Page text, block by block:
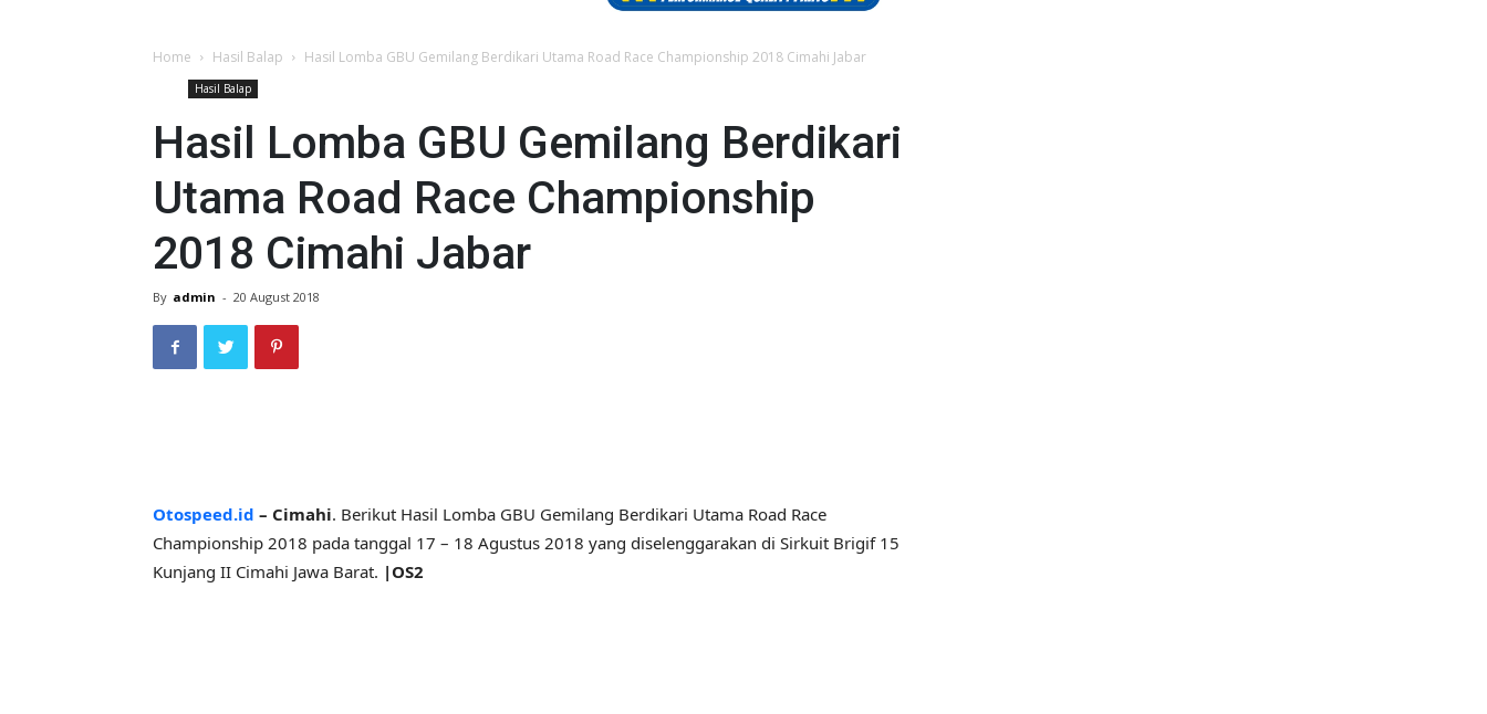
Home Hasil Balap Hasil Lomba GBU Gemilang Berdikari Utama Road Race Championship 2018 Cimahi Jabar
Hasil Balap
Hasil Lomba GBU Gemilang Berdikari
Utama Road Race Championship
2018 Cimahi Jabar
By admin - 20 August 2018
Otospeed.id – Cimahi. Berikut Hasil Lomba GBU Gemilang Berdikari Utama Road Race
Championship 2018 pada tanggal 17 – 18 Agustus 2018 yang diselenggarakan di Sirkuit Brigif 15
Kunjang II Cimahi Jawa Barat. |OS2